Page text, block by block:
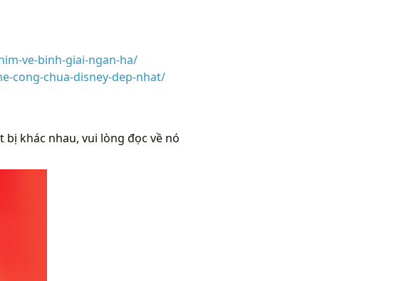
ve-binh-giai-ngan-ha/
cong-chua-disney-dep-nhat/
khác nhau, vui lòng đọc về nó